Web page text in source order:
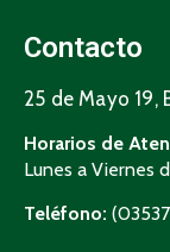
Contacto
25 de Mayo 19,
Horarios de
Lunes a Viernes
Teléfono: